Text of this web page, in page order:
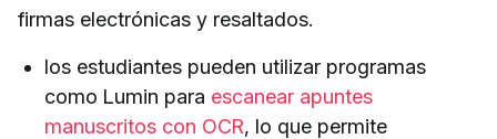
firmas electrónicas y resaltados.
los estudiantes pueden utilizar programas
como Lumin para escanear apuntes
manuscritos con OCR, lo que permite